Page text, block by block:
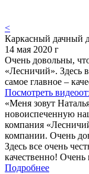
<
Каркасный дачный
14 мая 2020 г
Очень довольны,
«Лесничий». Здесь
самое главное –
Посмотреть
«Меня зовут
новоиспеченную
компания
компании. Очень
Здесь все очень
качественно!
Подробнее